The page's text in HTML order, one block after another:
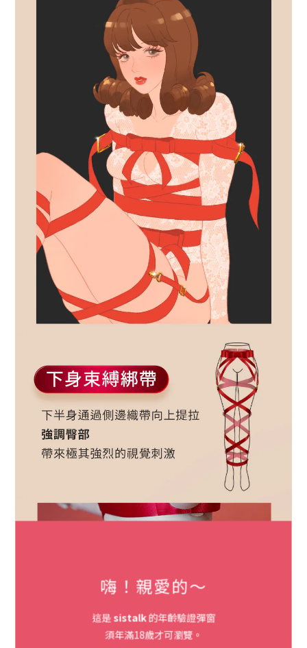
嗨！親愛的～
這是 sistalk的年齡驗證彈窗
須年滿18歲才可瀏覽。